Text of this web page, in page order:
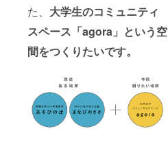
た、 大学生のコミュニティ
スペース「agora」という空
間をつくりたいです。